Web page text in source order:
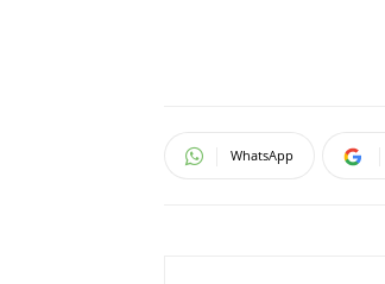
WhatsApp